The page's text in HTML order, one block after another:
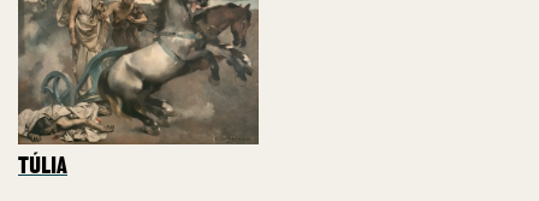
TÚLIA